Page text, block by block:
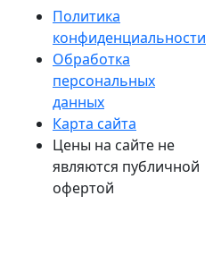
Политика
конфиденциальности
Обработка
персональных
данных
Карта сайта
Цены на сайте не
являются публичной
офертой